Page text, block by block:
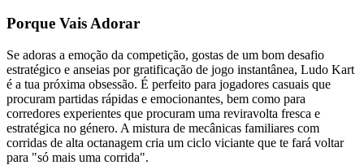
Porque Vais Adorar
Se adoras a emoção da competição, gostas de um bom desafio
estratégico e anseias por gratificação de jogo instantânea, Ludo Kart
é a tua próxima obsessão. É perfeito para jogadores casuais que
procuram partidas rápidas e emocionantes, bem como para
corredores experientes que procuram uma reviravolta fresca e
estratégica no género. A mistura de mecânicas familiares com
corridas de alta octanagem cria um ciclo viciante que te fará voltar
para "só mais uma corrida".